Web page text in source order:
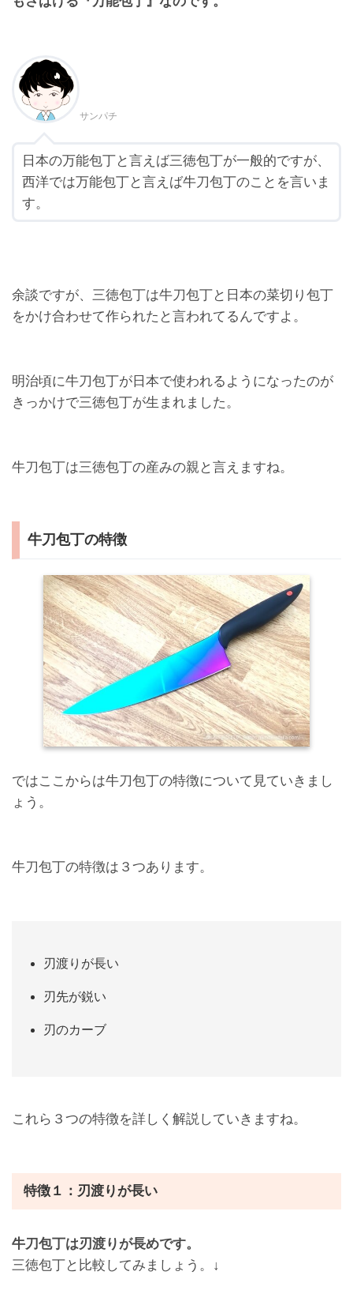
サンパチ
日本の万能包丁と言えば三徳包丁が一般的ですが、
西洋では万能包丁と言えば牛刀包丁のことを言いま
す。
余談ですが、三徳包丁は牛刀包丁と日本の菜切り包丁
をかけ合わせて作られたと言われてるんですよ。
明治頃に牛刀包丁が日本で使われるようになったのが
きっかけで三徳包丁が生まれました。
牛刀包丁は三徳包丁の産みの親と言えますね。
牛刀包丁の特徴
ではここからは牛刀包丁の特徴について見ていきまし
ょう。
牛刀包丁の特徴は３つあります。
刃渡りが長い
刃先が鋭い
刃のカーブ
これら３つの特徴を詳しく解説していきますね。
特徴１：刃渡りが長い
牛刀包丁は刃渡りが長めです。
三徳包丁と比較してみましょう。↓